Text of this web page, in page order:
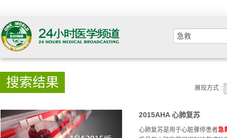
搜索结果 展现方式 :
2015AHA 心肺复苏
心肺复苏是用于心脏骤停患者急